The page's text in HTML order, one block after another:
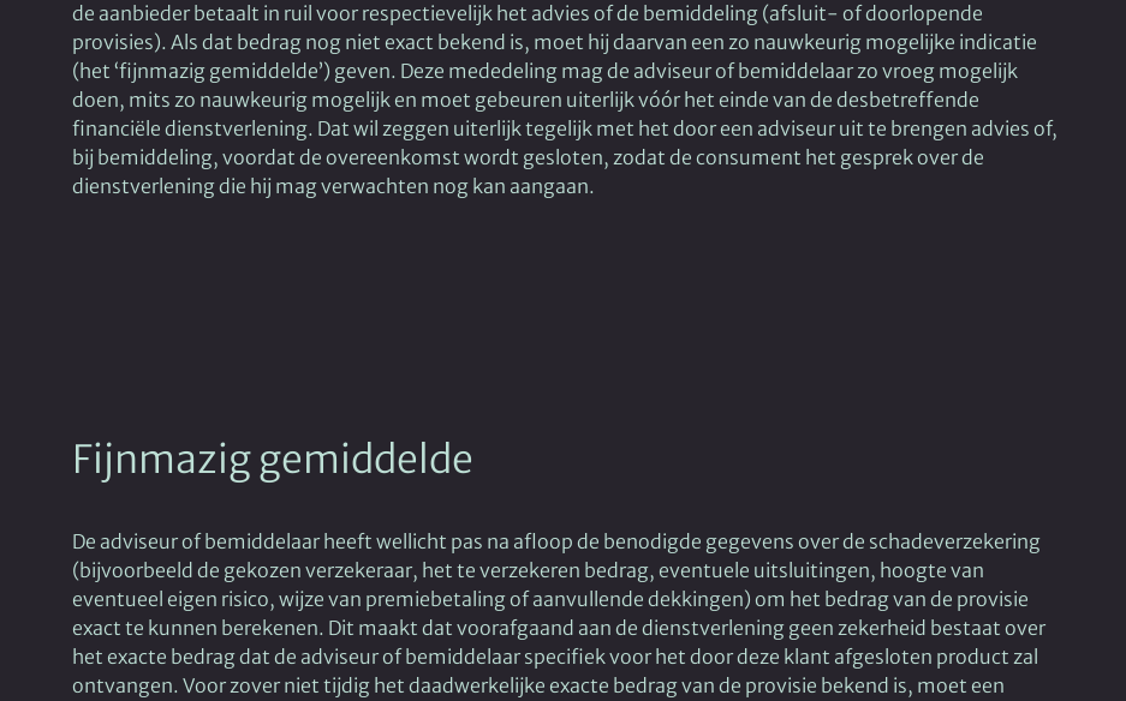
de aanbieder betaalt in ruil voor respectievelijk het advies of de bemiddeling (afsluit- of doorlopende
provisies). Als dat bedrag nog niet exact bekend is, moet hij daarvan een zo nauwkeurig mogelijke indicatie
(het ‘fijnmazig gemiddelde’) geven. Deze mededeling mag de adviseur of bemiddelaar zo vroeg mogelijk
doen, mits zo nauwkeurig mogelijk en moet gebeuren uiterlijk vóór het einde van de desbetreffende
financiële dienstverlening. Dat wil zeggen uiterlijk tegelijk met het door een adviseur uit te brengen advies of,
bij bemiddeling, voordat de overeenkomst wordt gesloten, zodat de consument het gesprek over de
dienstverlening die hij mag verwachten nog kan aangaan.
Fijnmazig gemiddelde
De adviseur of bemiddelaar heeft wellicht pas na afloop de benodigde gegevens over de schadeverzekering
(bijvoorbeeld de gekozen verzekeraar, het te verzekeren bedrag, eventuele uitsluitingen, hoogte van
eventueel eigen risico, wijze van premiebetaling of aanvullende dekkingen) om het bedrag van de provisie
exact te kunnen berekenen. Dit maakt dat voorafgaand aan de dienstverlening geen zekerheid bestaat over
het exacte bedrag dat de adviseur of bemiddelaar specifiek voor het door deze klant afgesloten product zal
ontvangen. Voor zover niet tijdig het daadwerkelijke exacte bedrag van de provisie bekend is, moet een